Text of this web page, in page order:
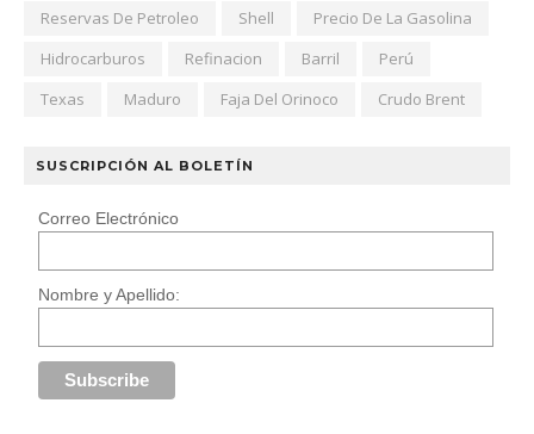
Reservas De Petroleo
Shell
Precio De La Gasolina
Hidrocarburos
Refinacion Barril
Perú
Texas
Maduro Faja Del Orinoco Crudo Brent
SUSCRIPCIÓN AL BOLETÍN
Correo Electrónico
Nombre y Apellido: